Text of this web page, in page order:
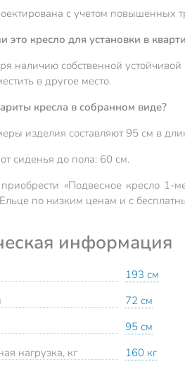
с учетом повышенных
это кресло для установки в
наличию собственной
в другое место.
кресла в собранном виде?
изделия составляют 95 см в
сиденья до пола: 60 см.
«Подвесное кресло 1-
по низким ценам и с
информация
193 см
72 см
95 см
нагрузка, кг
160 кг